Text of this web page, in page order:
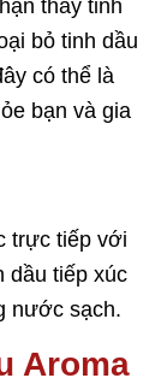
thấy tinh
bỏ tinh dầu
có thể là
bạn và gia
trực tiếp với
dầu tiếp xúc
nước sạch.
Aroma